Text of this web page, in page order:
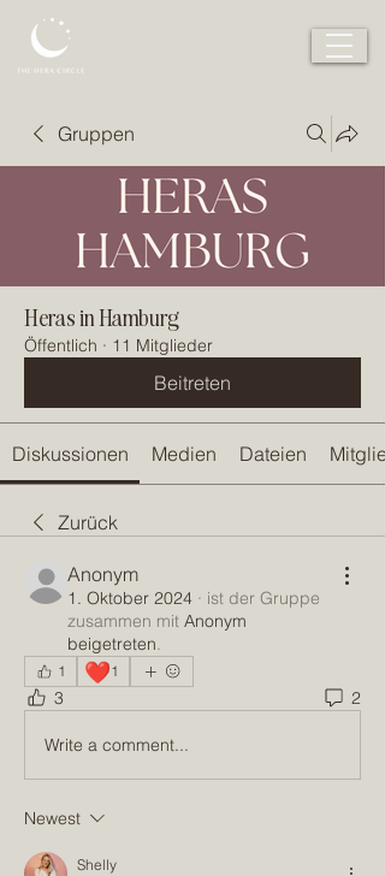
Gruppen
Heras in Hamburg
Öffentlich · 11 Mitglieder
Beitreten
Diskussionen Medien Dateien
Zurück
Anonym
1. Oktober 2024 · ist der Gruppe
zusammen mit Anonym
beigetreten.
1 ❤️1
3 2
Write a comment...
Newest
Shelly